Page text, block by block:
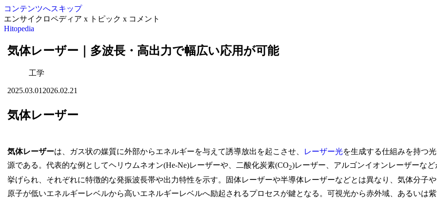
コンテンツへスキップ
エンサイクロペディア x トピック x コメント
Hitopedia
気体レーザー｜多波長・高出力で幅広い応用が可能
工学
2025.03.01 2026.02.21
気体レーザー
気体レーザーは、ガス状の媒質に外部からエネルギーを与えて誘導放出を起こさせ、 レーザー光を生成する仕組みを持つ光
源である。代表的な例としてヘリウムネオン(He-Ne)レーザーや、二酸化炭素(CO2)レーザー、アルゴンイオンレーザーなど
挙げられ、それぞれに特徴的な発振波長帯や出力特性を示す。固体レーザーや半導体レーザーなどとは異なり、気体分子や
原子が低いエネルギーレベルから高いエネルギーレベルへ励起されるプロセスが鍵となる。可視光から赤外域、あるいは紫